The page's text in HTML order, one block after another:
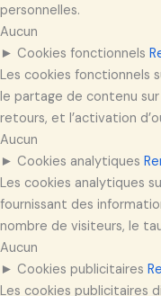
personnelles.
Aucun
► Cookies fonctionnels
Les cookies fonctionnels
le partage de contenu
retours, et l’activation
Aucun
► Cookies analytiques
Les cookies analytiques
fournissant des
nombre de visiteurs, le
Aucun
► Cookies publicitaires
Les cookies publicitaires